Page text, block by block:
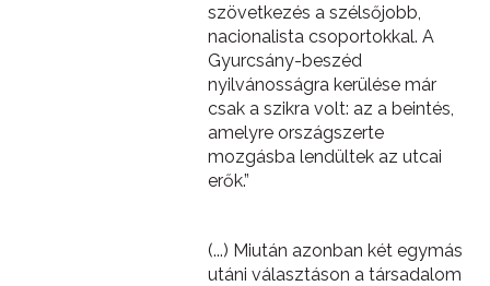
szövetkezés a szélsőjobb,
nacionalista csoportokkal. A
Gyurcsány-beszéd
nyilvánosságra kerülése már
csak a szikra volt: az a beintés,
amelyre országszerte
mozgásba lendültek az utcai
erők.”
(...) Miután azonban két egymás
utáni választáson a társadalom